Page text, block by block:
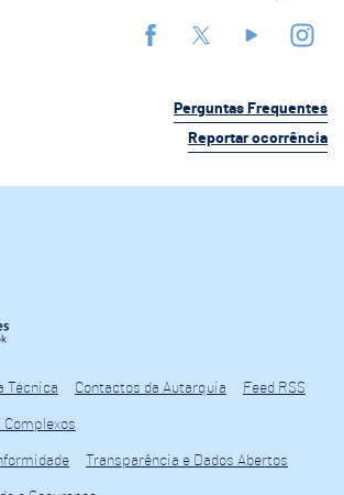
Perguntas Frequentes
Reportar ocorrência
Técnica Contactos da Autarquia Feed RSS
Complexos
Transparência e Dados Abertos